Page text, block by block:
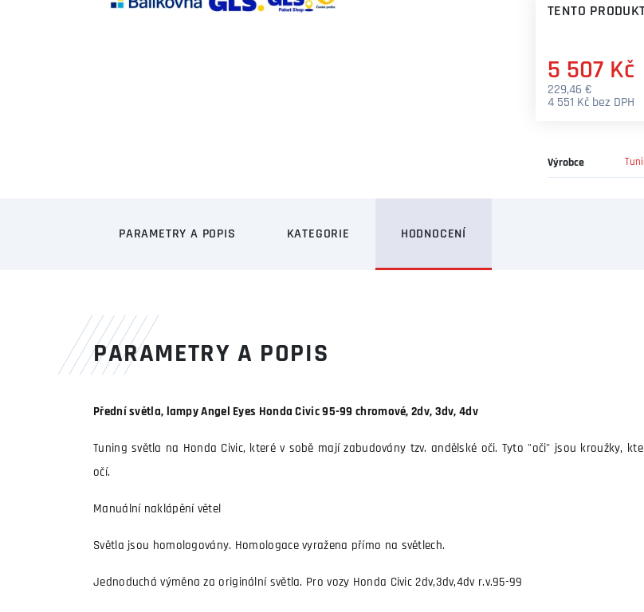
TENTO
5 507 Kč
229,46 €
4 551 Kč bez DPH
Výrobce
PARAMETRY A POPIS KATEGORIE HODNOCENÍ
PARAMETRY A POPIS
Přední světla, lampy Angel Eyes Honda Civic 95-99 chromové, 2dv, 3dv, 4dv
Tuning světla na Honda Civic, které v sobě mají zabudovány tzv. andělské oči. Tyto "oči" jsou kroužky,
očí.
Manuální naklápění větel
Světla jsou homologovány. Homologace vyražena přímo na světlech.
Jednoduchá výměna za originální světla. Pro vozy Honda Civic 2dv,3dv,4dv r.v.95-99